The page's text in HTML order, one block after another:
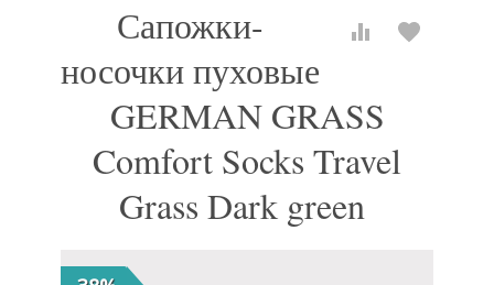
Сапожки-
носочки пуховые
GERMAN GRASS
Comfort Socks Travel
Grass Dark green